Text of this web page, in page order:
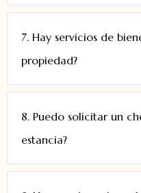
7. Hay servicios de
propiedad?
8. Puedo solicitar un
estancia?